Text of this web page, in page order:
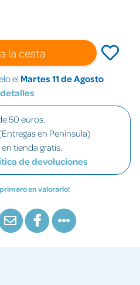
la cesta
el Martes 11 de Agosto
50 euros.
en Península)
tienda gratis.
de devoluciones
primero en valorarlo!